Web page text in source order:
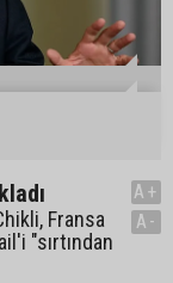
Fransa
"sırtından
A+
A-